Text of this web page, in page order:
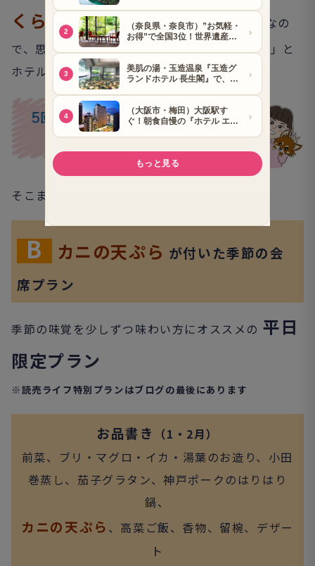
くらいおかわりされた方も。食べ放題なの
で、思う存分お楽しみいただければと思います」と
ホテル談。
そこまでカニいらんねん～という方には
B カニの天ぷら が付いた季節の会
席プラン
季節の味覚を少しずつ味わい方にオススメの 平日
限定プラン
※読売ライフ特別プランはブログの最後にあります
お品書き
（1・2月）
前菜、ブリ・マグロ・イカ・湯葉のお造り、小田
巻蒸し、茄子グラタン、神戸ポークのはりはり
鍋、
カニの天ぷら 、高菜ご飯、香物、留椀、デザー
ト